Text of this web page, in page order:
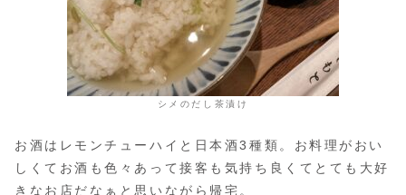
シメのだし茶漬け
お酒はレモンチューハイと日本酒3種類。お料理がおい
しくてお酒も色々あって接客も気持ち良くてとても大好
きなお店だなぁと思いながら帰宅。